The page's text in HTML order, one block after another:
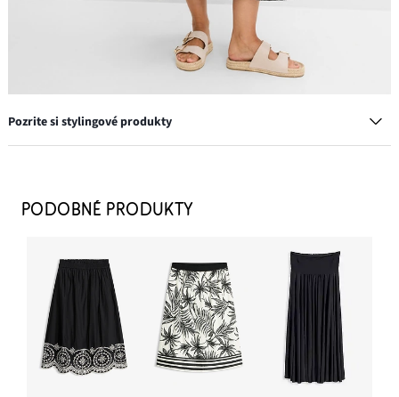
Pozrite si stylingové produkty
18,99 €
Maxi sukňa s výšivkou
39,99 €
PRIDAŤ DO KOŠÍKA
PODOBNÉ PRODUKTY